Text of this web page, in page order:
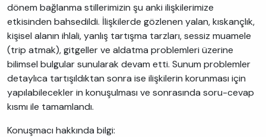
dönem bağlanma stillerimizin şu anki ilişkilerimize
etkisinden bahsedildi. İlişkilerde gözlenen yalan, kıskançlık,
kişisel alanın ihlali, yanlış tartışma tarzları, sessiz muamele
(trip atmak), gitgeller ve aldatma problemleri üzerine
bilimsel bulgular sunularak devam etti. Sunum problemler
detaylıca tartışıldıktan sonra ise ilişkilerin korunması için
yapılabilecekler in konuşulması ve sonrasında soru-cevap
kısmı ile tamamlandı.
Konuşmacı hakkında bilgi: